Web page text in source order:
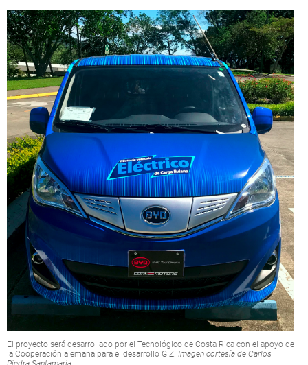
El proyecto será desarrollado por el Tecnológico de Costa Rica con el apoyo de
la Cooperación alemana para el desarrollo GIZ. Imagen cortesía de Carlos